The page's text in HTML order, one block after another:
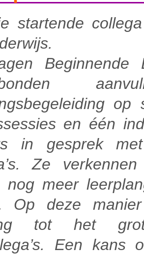
startende
Beginnende
op
en één
in gesprek
Ze
nog meer
Op deze
tot het
Een kans